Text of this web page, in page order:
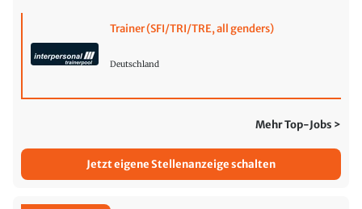
Trainer (SFI/TRI/TRE, all genders)
Deutschland
Mehr Top-Jobs >
Jetzt eigene Stellenanzeige schalten